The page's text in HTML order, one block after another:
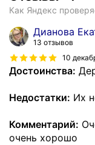
Как Яндекс
Дианова
13 отзывов
10
Достоинства:
Недостатки: Их
Комментарий:
очень хорошо